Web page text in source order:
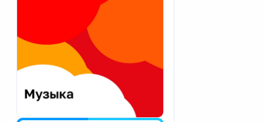
Екатеринбург
Калининград
Калуга